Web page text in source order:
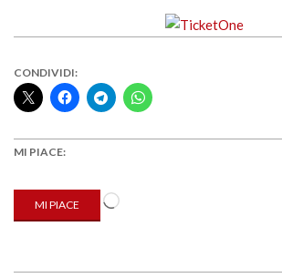
CONDIVIDI:
MI PIACE:
MI PIACE
Caricamento